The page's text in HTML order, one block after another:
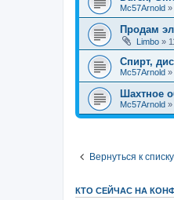
Mc57Arnold »
Продам
Limbo »
Спирт,
Mc57Arnold »
Шахтное
Mc57Arnold »
Вернуться к
КТО СЕЙЧАС НА